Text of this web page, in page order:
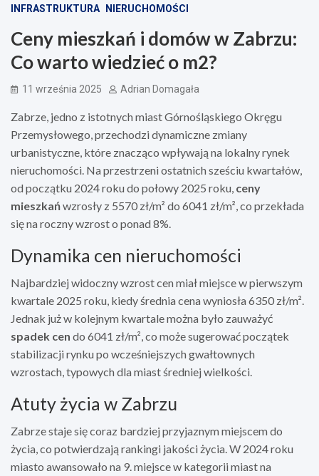
INFRASTRUKTURA NIERUCHOMOŚCI
Ceny mieszkań i domów w Zabrzu:
Co warto wiedzieć o m2?
11 września 2025 Adrian Domagała
Zabrze, jedno z istotnych miast Górnośląskiego Okręgu
Przemysłowego, przechodzi dynamiczne zmiany
urbanistyczne, które znacząco wpływają na lokalny rynek
nieruchomości. Na przestrzeni ostatnich sześciu kwartałów,
od początku 2024 roku do połowy 2025 roku, ceny
mieszkańwzrosły z 5570 zł/m² do 6041 zł/m², co przekłada
się na roczny wzrost o ponad 8%.
Dynamika cen nieruchomości
Najbardziej widoczny wzrost cen miał miejsce w pierwszym
kwartale 2025 roku, kiedy średnia cena wyniosła 6350 zł/m².
Jednak już w kolejnym kwartale można było zauważyć
spadek cen do 6041 zł/m², co może sugerować początek
stabilizacji rynku po wcześniejszych gwałtownych
wzrostach, typowych dla miast średniej wielkości.
Atuty życia w Zabrzu
Zabrze staje się coraz bardziej przyjaznym miejscem do
życia, co potwierdzają rankingi jakości życia. W 2024 roku
miasto awansowało na 9. miejsce w kategorii miast na